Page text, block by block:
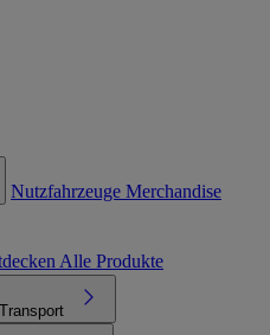
Nutzfahrzeuge Merchandise
Alle Produkte